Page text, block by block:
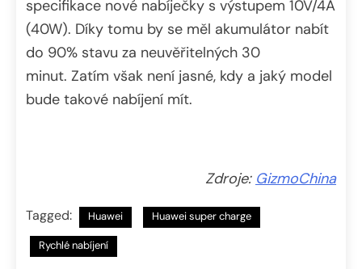
specifikace nové nabíječky s výstupem 10V/4A
(40W). Díky tomu by se měl akumulátor nabít
do 90% stavu za neuvěřitelných 30
minut. Zatím však není jasné, kdy a jaký model
bude takové nabíjení mít.
Zdroje: GizmoChina
Tagged: Huawei Huawei super charge
Rychlé nabíjení